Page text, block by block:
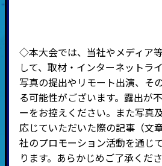
◇本大会では、当社やメディア
して、取材・インターネットラ
写真の提出やリモート出演、そ
る可能性がございます。露出が
ーをお控えください。また写真
応じていただいた際の記事（文
社のプロモーション活動を通じ
ります。あらかじめご了承くださ